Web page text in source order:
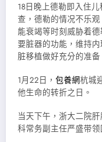
18日晚上德勒即入住
查，德勒的情况不乐观
能衰竭等时刻威胁着
要脏器的功能，维持
脏移植做好充分的准备
1月22日， 包養網杭城
他生命的转折之日。
当天下午，浙大二院
科常务副主任严盛带